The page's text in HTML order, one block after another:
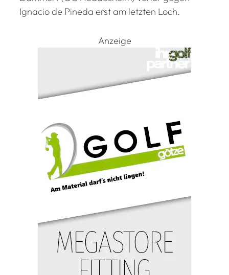
Ignacio de Pineda erst am letzten Loch.
Anzeige